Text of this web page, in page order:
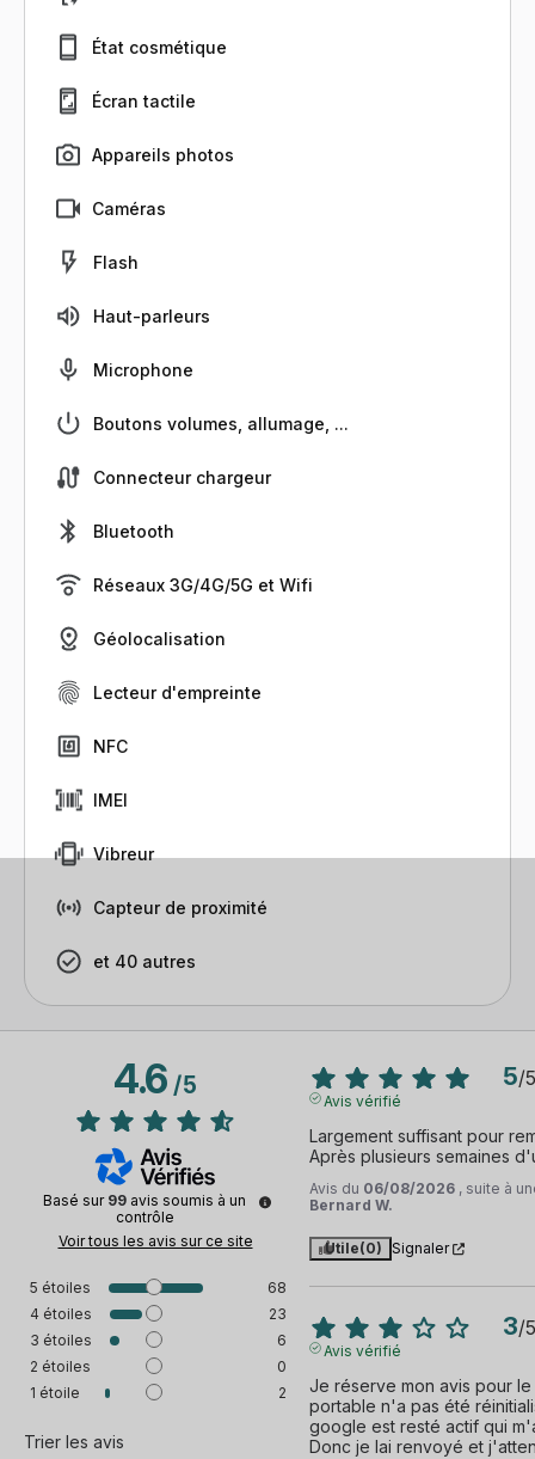
État cosmétique
Écran tactile
Appareils photos
Caméras
Flash
Haut-parleurs
Microphone
Boutons volumes, allumage, ...
Connecteur chargeur
Bluetooth
Réseaux 3G/4G/5G et Wifi
Géolocalisation
Lecteur d'empreinte
NFC
IMEI
Vibreur
Capteur de proximité
et 40 autres
4.6/5
Basé sur 99 avis soumis à un
contrôle
Voir tous les avis sur ce site
5 étoiles
68
4 étoiles
23
3 étoiles
6
2 étoiles
0
1 étoile 2
Trier les avis
5/5
Avis vérifié
Largement suffisant pour
Après plusieurs semaines
Avis du 06/08/2026 , suite à
Bernard W.
Utile(0) Signaler
3/5
Avis vérifié
Je réserve mon avis pour le
portable n'a pas été
google est resté actif qui
Donc je lai renvoyé et